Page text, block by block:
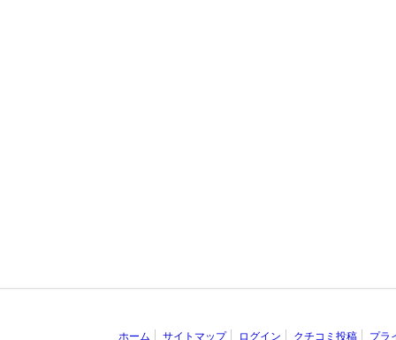
ホーム サイトマップ ログイン クチコミ投稿 プラ